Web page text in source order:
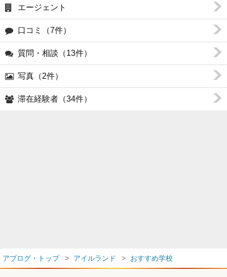
エージェント
口コミ（7件）
質問・相談（13件）
写真（2件）
滞在経験者（34件）
アブログ・トップ アイルランド おすすめ学校